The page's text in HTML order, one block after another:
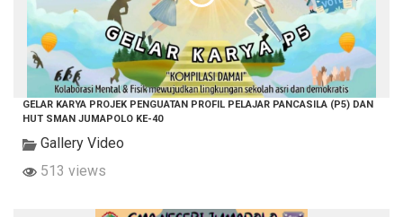
GELAR KARYA PROJEK PENGUATAN PROFIL PELAJAR PANCASILA (P5) DAN
HUT SMAN JUMAPOLO KE-40
Gallery Video
513 views